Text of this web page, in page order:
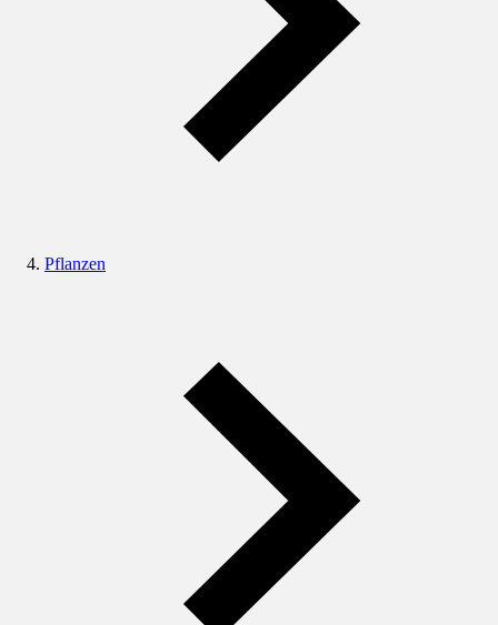
Pflanzen